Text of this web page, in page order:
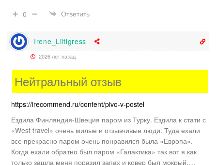
0
Ответить
Irene_Liltigress
2026 лет назад
Нейтральный отзыв
https://irecommend.ru/content/pivo-v-postel
Ездила Финляндия-Швеция паром из Турку. Ездила к стати с
«West travel» очень милые и отзывчивые люди. Туда ехали
все прекрасно паром очень понравился была «Европа».
Когда ехали обратно был паром «Галактика» так вот я как
только зашла меня поразил запах и ковер был мокрый….